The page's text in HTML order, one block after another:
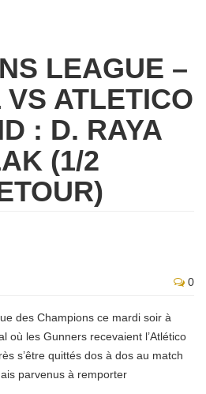
LEAGUE –
ATLETICO
: D. RAYA
(1/2
0
des Champions ce mardi soir à
où les Gunners recevaient l’Atlético
s’être quittés dos à dos au match
parvenus à remporter